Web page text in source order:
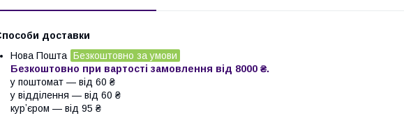
доставки
Нова Пошта Безкоштовно за умови
Безкоштовно при вартості замовлення від 8000 ₴.
у поштомат — від 60 ₴
у відділення — від 60 ₴
курʼєром — від 95 ₴